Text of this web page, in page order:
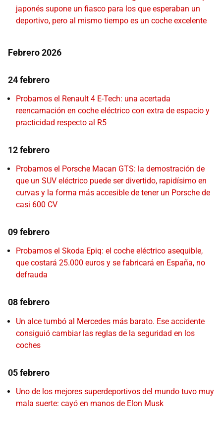
japonés supone un fiasco para los que esperaban un
deportivo, pero al mismo tiempo es un coche excelente
Febrero 2026
24 febrero
Probamos el Renault 4 E-Tech: una acertada
reencarnación en coche eléctrico con extra de espacio y
practicidad respecto al R5
12 febrero
Probamos el Porsche Macan GTS: la demostración de
que un SUV eléctrico puede ser divertido, rapidísimo en
curvas y la forma más accesible de tener un Porsche de
casi 600 CV
09 febrero
Probamos el Skoda Epiq: el coche eléctrico asequible,
que costará 25.000 euros y se fabricará en España, no
defrauda
08 febrero
Un alce tumbó al Mercedes más barato. Ese accidente
consiguió cambiar las reglas de la seguridad en los
coches
05 febrero
Uno de los mejores superdeportivos del mundo tuvo muy
mala suerte: cayó en manos de Elon Musk